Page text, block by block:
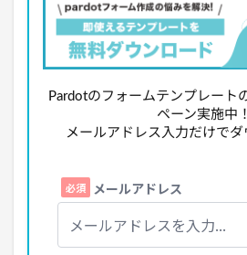
Pardotのフォームテンプレート
ペーン実施中！
メールアドレス入力だけで